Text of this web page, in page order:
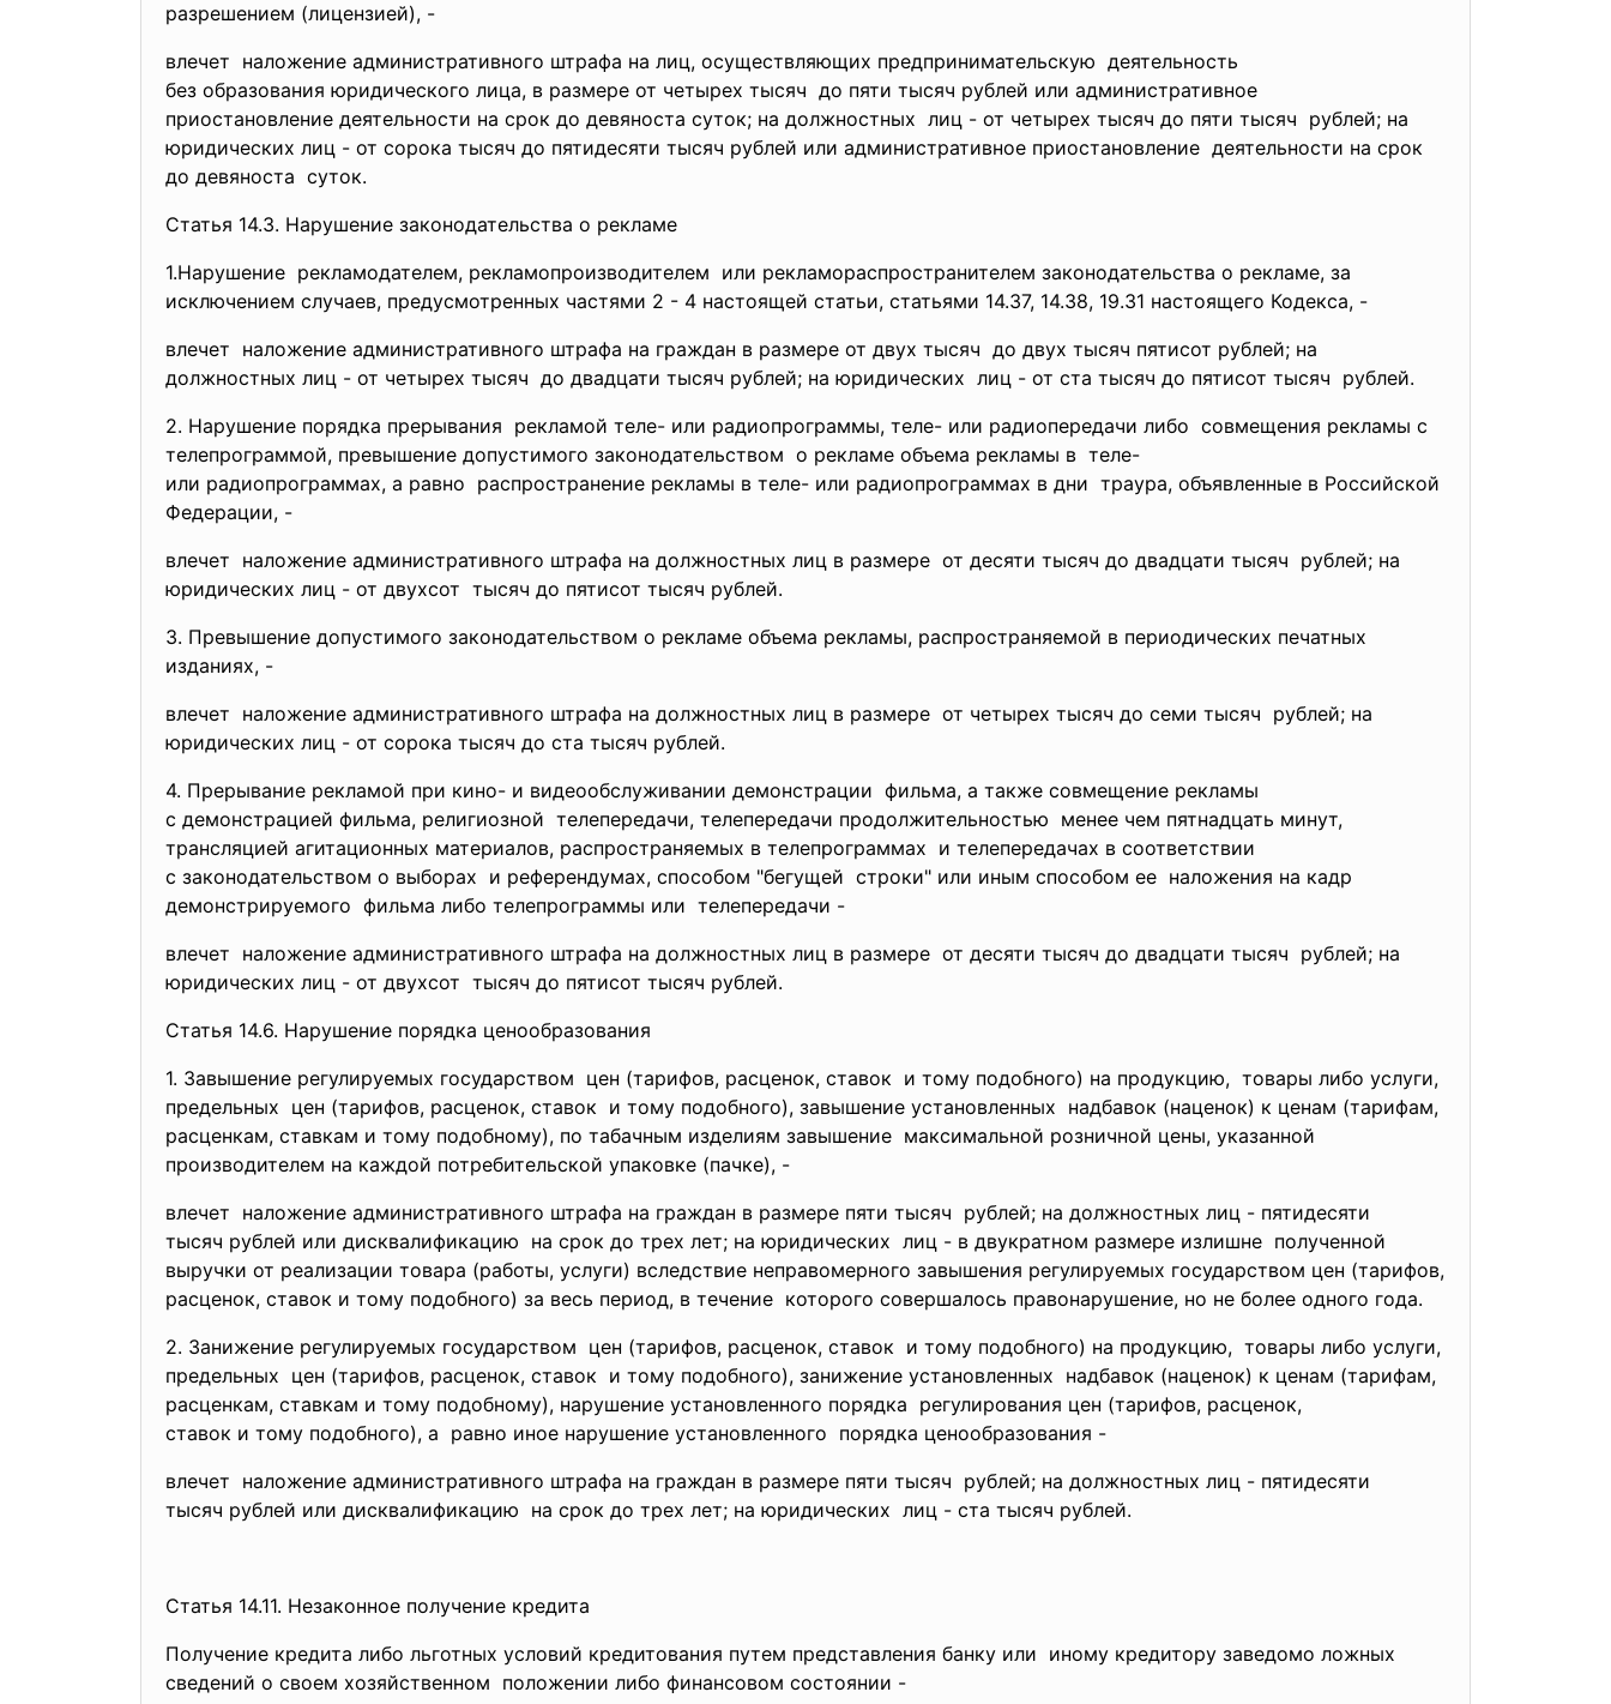
разрешением (лицензией), -
влечет наложение административного штрафа на лиц, осуществляющих предпринимательскую деятельность
без образования юридического лица, в размере от четырех тысяч до пяти тысяч рублей или административное
приостановление деятельности на срок до девяноста суток; на должностных лиц - от четырех тысяч до пяти тысяч рублей; на
юридических лиц - от сорока тысяч до пятидесяти тысяч рублей или административное приостановление деятельности на срок
до девяноста суток.
Статья 14.3. Нарушение законодательства о рекламе
1.Нарушение рекламодателем, рекламопроизводителем или рекламораспространителем законодательства о рекламе, за
исключением случаев, предусмотренных частями 2 - 4 настоящей статьи, статьями 14.37, 14.38, 19.31 настоящего Кодекса, -
влечет наложение административного штрафа на граждан в размере от двух тысяч до двух тысяч пятисот рублей; на
должностных лиц - от четырех тысяч до двадцати тысяч рублей; на юридических лиц - от ста тысяч до пятисот тысяч рублей.
2. Нарушение порядка прерывания рекламой теле- или радиопрограммы, теле- или радиопередачи либо совмещения рекламы с
телепрограммой, превышение допустимого законодательством о рекламе объема рекламы в теле-
или радиопрограммах, а равно распространение рекламы в теле- или радиопрограммах в дни траура, объявленные в Российской
Федерации, -
влечет наложение административного штрафа на должностных лиц в размере от десяти тысяч до двадцати тысяч рублей; на
юридических лиц - от двухсот тысяч до пятисот тысяч рублей.
3. Превышение допустимого законодательством о рекламе объема рекламы, распространяемой в периодических печатных
изданиях, -
влечет наложение административного штрафа на должностных лиц в размере от четырех тысяч до семи тысяч рублей; на
юридических лиц - от сорока тысяч до ста тысяч рублей.
4. Прерывание рекламой при кино- и видеообслуживании демонстрации фильма, а также совмещение рекламы
с демонстрацией фильма, религиозной телепередачи, телепередачи продолжительностью менее чем пятнадцать минут,
трансляцией агитационных материалов, распространяемых в телепрограммах и телепередачах в соответствии
с законодательством о выборах и референдумах, способом "бегущей строки" или иным способом ее наложения на кадр
демонстрируемого фильма либо телепрограммы или телепередачи -
влечет наложение административного штрафа на должностных лиц в размере от десяти тысяч до двадцати тысяч рублей; на
юридических лиц - от двухсот тысяч до пятисот тысяч рублей.
Статья 14.6. Нарушение порядка ценообразования
1. Завышение регулируемых государством цен (тарифов, расценок, ставок и тому подобного) на продукцию, товары либо услуги,
предельных цен (тарифов, расценок, ставок и тому подобного), завышение установленных надбавок (наценок) к ценам (тарифам,
расценкам, ставкам и тому подобному), по табачным изделиям завышение максимальной розничной цены, указанной
производителем на каждой потребительской упаковке (пачке), -
влечет наложение административного штрафа на граждан в размере пяти тысяч рублей; на должностных лиц - пятидесяти
тысяч рублей или дисквалификацию на срок до трех лет; на юридических лиц - в двукратном размере излишне полученной
выручки от реализации товара (работы, услуги) вследствие неправомерного завышения регулируемых государством цен (тарифов,
расценок, ставок и тому подобного) за весь период, в течение которого совершалось правонарушение, но не более одного года.
2. Занижение регулируемых государством цен (тарифов, расценок, ставок и тому подобного) на продукцию, товары либо услуги,
предельных цен (тарифов, расценок, ставок и тому подобного), занижение установленных надбавок (наценок) к ценам (тарифам,
расценкам, ставкам и тому подобному), нарушение установленного порядка регулирования цен (тарифов, расценок,
ставок и тому подобного), а равно иное нарушение установленного порядка ценообразования -
влечет наложение административного штрафа на граждан в размере пяти тысяч рублей; на должностных лиц - пятидесяти
тысяч рублей или дисквалификацию на срок до трех лет; на юридических лиц - ста тысяч рублей.
Статья 14.11. Незаконное получение кредита
Получение кредита либо льготных условий кредитования путем представления банку или иному кредитору заведомо ложных
сведений о своем хозяйственном положении либо финансовом состоянии -